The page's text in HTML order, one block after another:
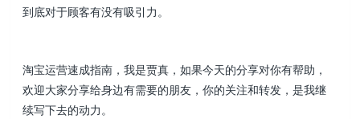
到底对于顾客有没有吸引力。
淘宝运营速成指南，我是贾真，如果今天的分享对你有帮助，
欢迎大家分享给身边有需要的朋友，你的关注和转发，是我继
续写下去的动力。